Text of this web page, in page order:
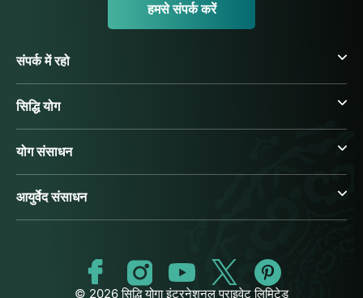
हमसे संपर्क करें
संपर्क में रहो
सिद्धि योग
योग संसाधन
आयुर्वेद संसाधन
© 2026 सिद्धि योगा इंटरनेशनल प्राइवेट लिमिटेड